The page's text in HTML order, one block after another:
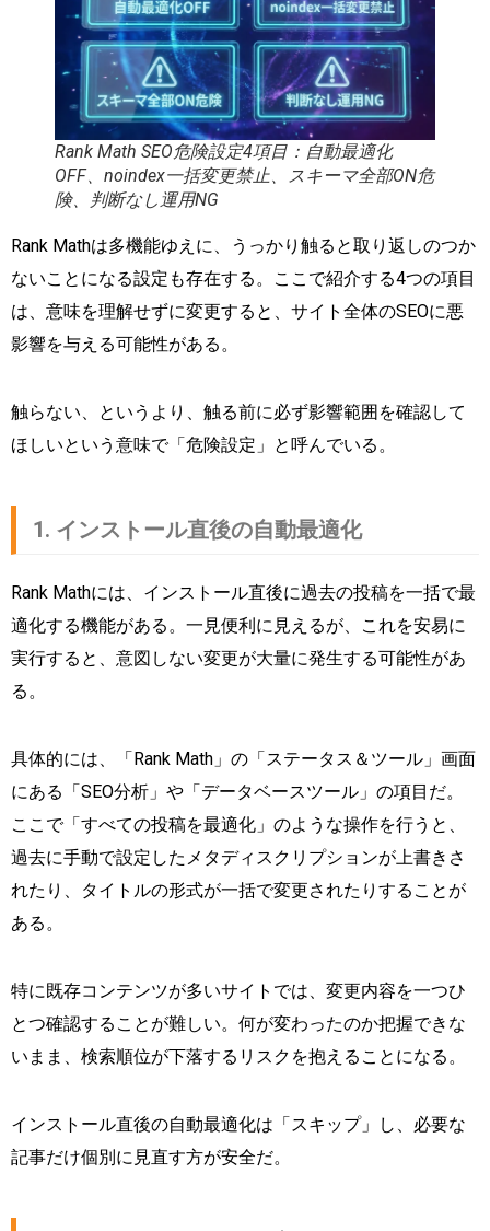
Rank Math SEO危険設定4項目：自動最適化
OFF、noindex一括変更禁止、スキーマ全部ON危
険、判断なし運用NG
Rank Mathは多機能ゆえに、うっかり触ると取り返しのつか
ないことになる設定も存在する。ここで紹介する4つの項目
は、意味を理解せずに変更すると、サイト全体のSEOに悪
影響を与える可能性がある。
触らない、というより、触る前に必ず影響範囲を確認して
ほしいという意味で「危険設定」と呼んでいる。
1. インストール直後の自動最適化
Rank Mathには、インストール直後に過去の投稿を一括で最
適化する機能がある。一見便利に見えるが、これを安易に
実行すると、意図しない変更が大量に発生する可能性があ
る。
具体的には、「Rank Math」の「ステータス＆ツール」画面
にある「SEO分析」や「データベースツール」の項目だ。
ここで「すべての投稿を最適化」のような操作を行うと、
過去に手動で設定したメタディスクリプションが上書きさ
れたり、タイトルの形式が一括で変更されたりすることが
ある。
特に既存コンテンツが多いサイトでは、変更内容を一つひ
とつ確認することが難しい。何が変わったのか把握できな
いまま、検索順位が下落するリスクを抱えることになる。
インストール直後の自動最適化は「スキップ」し、必要な
記事だけ個別に見直す方が安全だ。